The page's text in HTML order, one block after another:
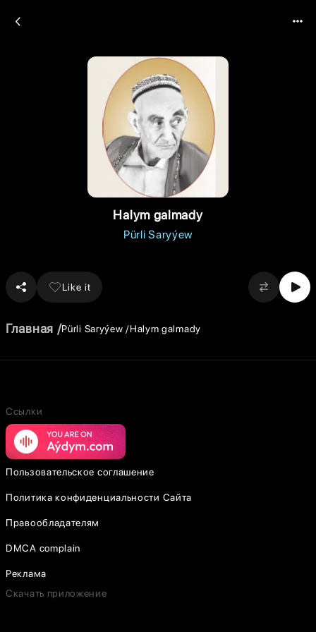
Halym galmady
Pürli Saryýew
Like it
Главная Pürli Saryýew Halym galmady
Ссылки
Пользовательское соглашение
Политика конфиденциальности Сайта
Правообладателям
DMCA complain
Реклама
Скачать приложение